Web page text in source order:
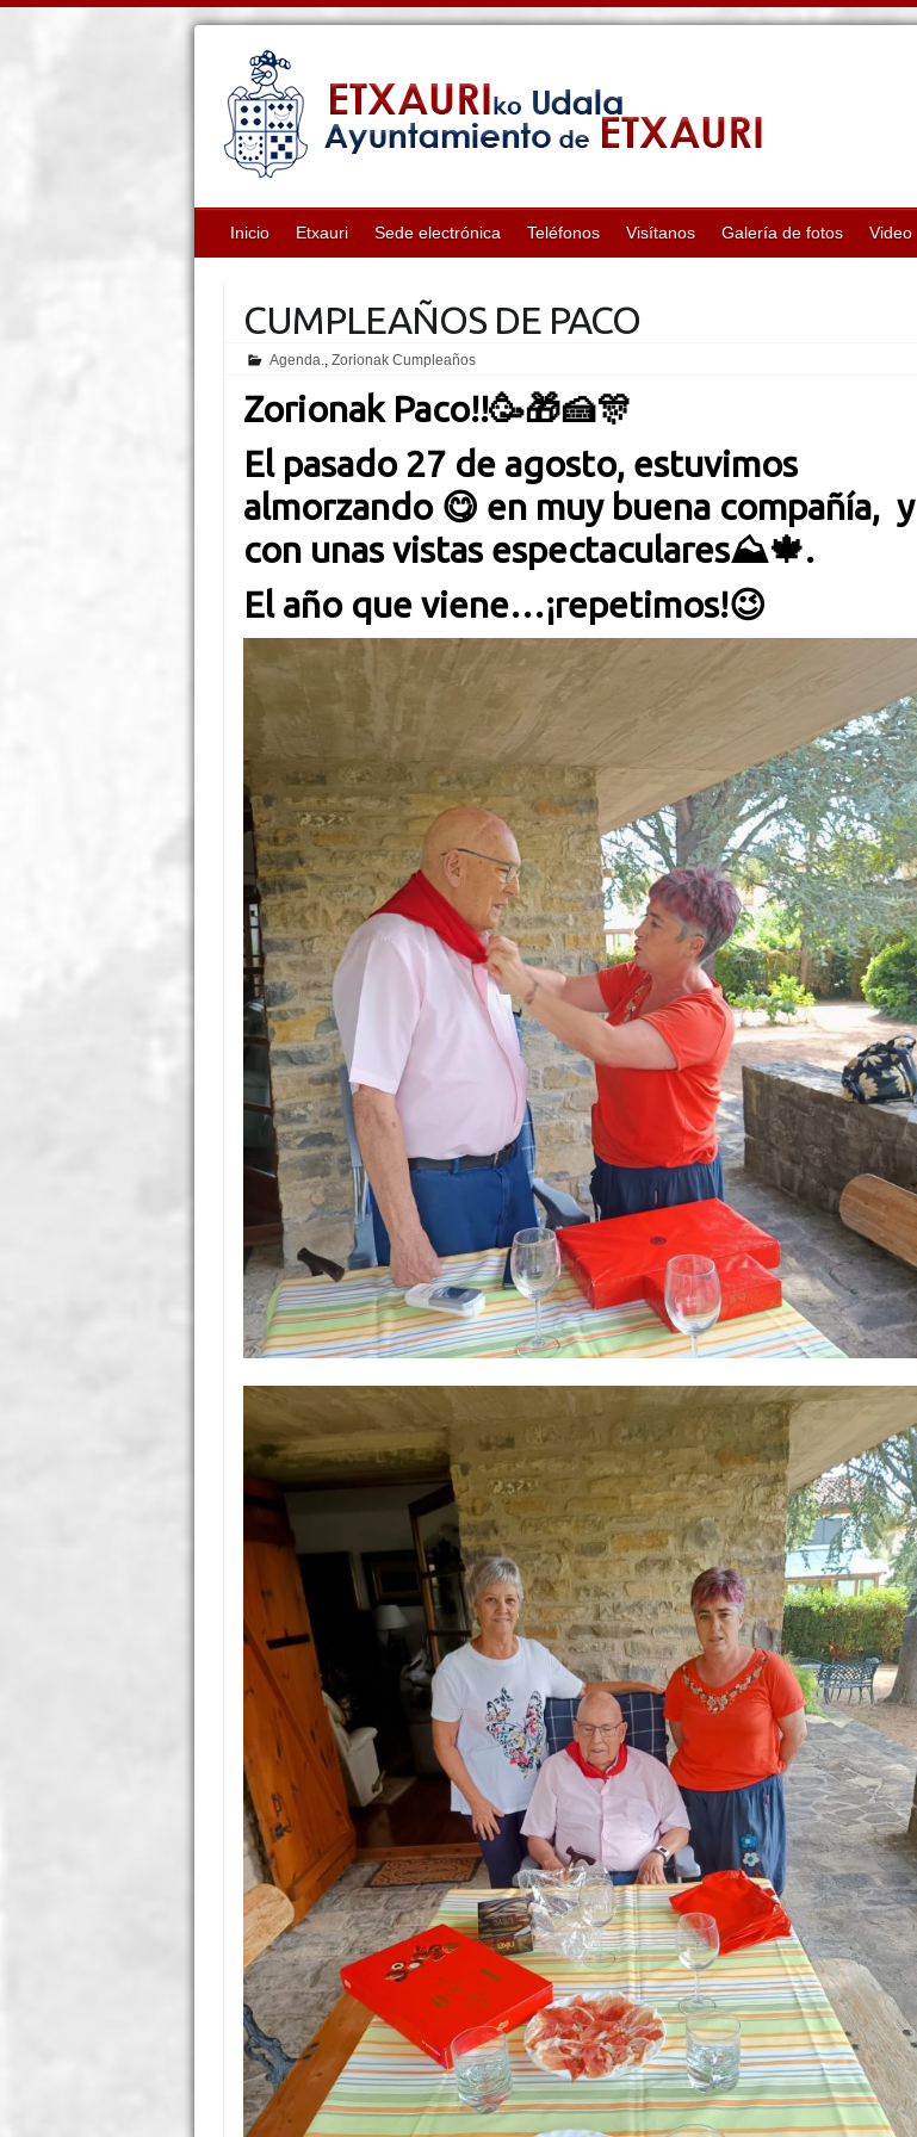
Inicio Etxauri Sede electrónica Teléfonos Visítanos Galería de fotos Video
CUMPLEAÑOS DE PACO
Agenda., Zorionak Cumpleaños
Zorionak Paco!!🥳🎁🍰🎊
El pasado 27 de agosto, estuvimos
almorzando 😋 en muy buena compañía, y
con unas vistas espectaculares⛰️🍁.
El año que viene…¡repetimos!😉